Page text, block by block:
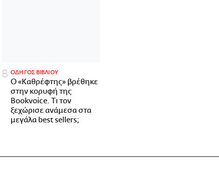
ΟΔΗΓΟΣ ΒΙΒΛΙΟΥ
Ο «Καθρέφτης» βρέθηκε
στην κορυφή της
Bookvoice. Τι τον
ξεχώρισε ανάμεσα στα
μεγάλα best sellers;